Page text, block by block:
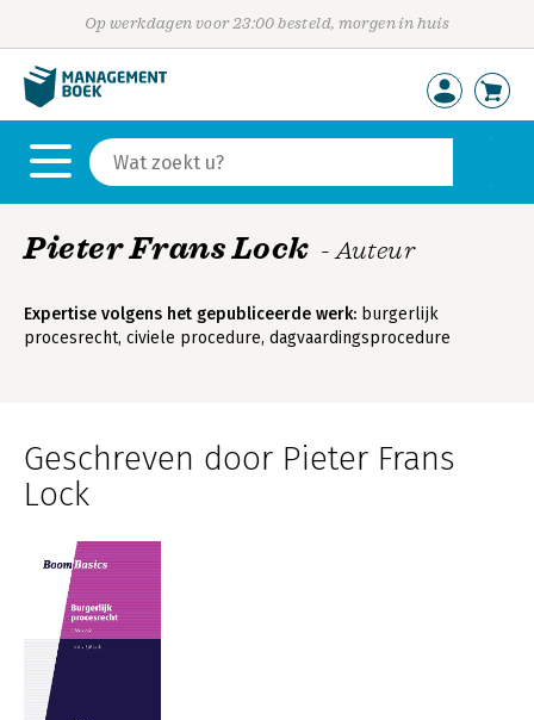
Op werkdagen voor 23:00 besteld, morgen in huis
Pieter Frans Lock - Auteur
Expertise volgens het gepubliceerde werk: burgerlijk
procesrecht, civiele procedure, dagvaardingsprocedure
Geschreven door Pieter Frans
Lock